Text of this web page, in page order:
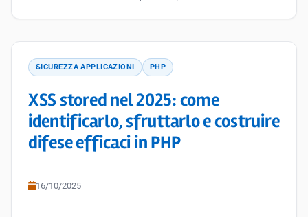
SICUREZZA APPLICAZIONI PHP
XSS stored nel 2025: come
identificarlo, sfruttarlo e costruire
difese efficaci in PHP
16/10/2025